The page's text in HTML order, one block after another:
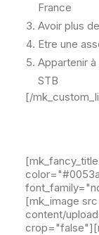
France
Avoir plus
Etre une
Appartenir
STB
[/
[mk_image
content/